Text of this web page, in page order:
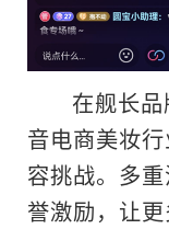
在舰长
音电商美妆
容挑战。多
誉激励，让